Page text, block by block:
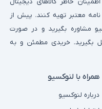
معتبر تهیه کنند. پیش از
مشاوره بگیرید و در صورت
بگیرید. خریدی مطمئن و به
همراه با لنوکسیو
درباره لنوکسیو